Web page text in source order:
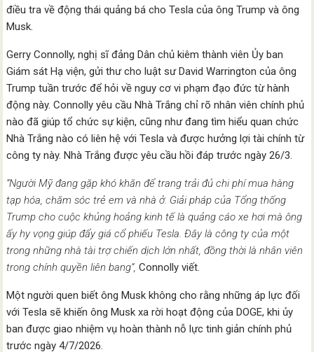
điều tra về động thái quảng bá cho Tesla của ông Trump và ông
Musk.
Gerry Connolly, nghị sĩ đảng Dân chủ kiêm thành viên Ủy ban
Giám sát Hạ viện, gửi thư cho luật sư David Warrington của ông
Trump tuần trước để hỏi về nguy cơ vi phạm đạo đức từ hành
động này. Connolly yêu cầu Nhà Trắng chỉ rõ nhân viên chính phủ
nào đã giúp tổ chức sự kiện, cũng như đang tìm hiểu quan chức
Nhà Trắng nào có liên hệ với Tesla và được hưởng lợi tài chính từ
công ty này. Nhà Trắng được yêu cầu hồi đáp trước ngày 26/3.
“Người Mỹ đang gặp khó khăn để trang trải đủ chi phí mua hàng
tạp hóa, chăm sóc trẻ em và nhà ở. Giải pháp của Tổng thống
Trump cho cuộc khủng hoảng kinh tế là quảng cáo xe hơi mà ông
ấy hy vọng giúp đẩy giá cổ phiếu Tesla. Đây là công ty của một
trong những nhà tài trợ chiến dịch lớn nhất, đồng thời là nhân viên
trong chính quyền liên bang”,Connolly viết.
Một người quen biết ông Musk không cho rằng những áp lực đối
với Tesla sẽ khiến ông Musk xa rời hoạt động của DOGE, khi ủy
ban được giao nhiệm vụ hoàn thành nỗ lực tinh giản chính phủ
trước ngày 4/7/2026.